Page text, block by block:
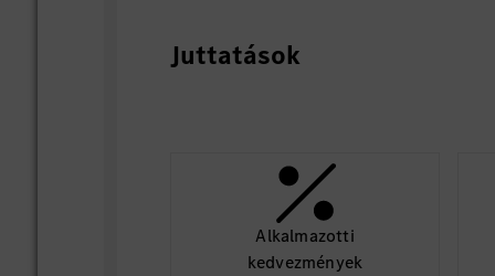
Juttatások
Alkalmazotti
kedvezmények